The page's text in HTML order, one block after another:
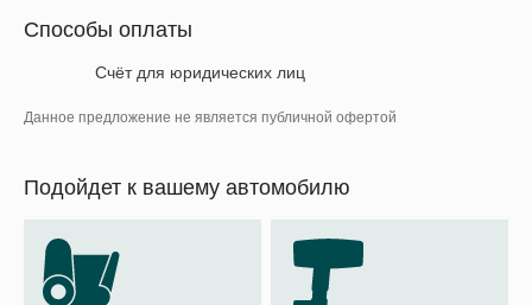
Способы оплаты
Счёт для юридических лиц
Данное предложение не является публичной офертой
Подойдет к вашему автомобилю